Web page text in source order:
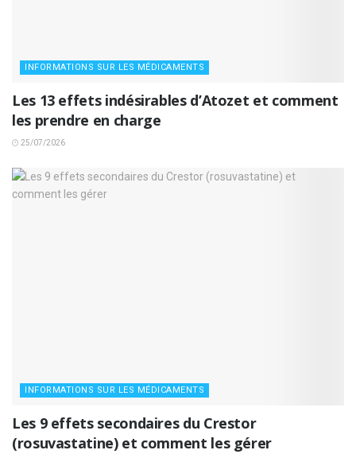
INFORMATIONS SUR LES MÉDICAMENTS
Les 13 effets indésirables d’Atozet et comment
les prendre en charge
25/07/2026
INFORMATIONS SUR LES MÉDICAMENTS
Les 9 effets secondaires du Crestor
(rosuvastatine) et comment les gérer